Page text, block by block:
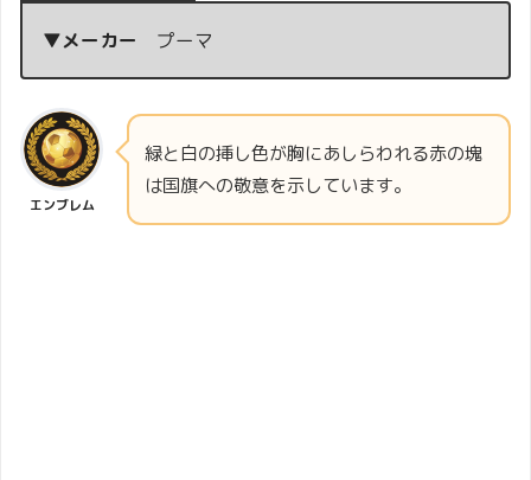
▼メーカー プーマ
エンブレム
緑と白の挿し色が胸にあしらわれる赤の塊
は国旗への敬意を示しています。